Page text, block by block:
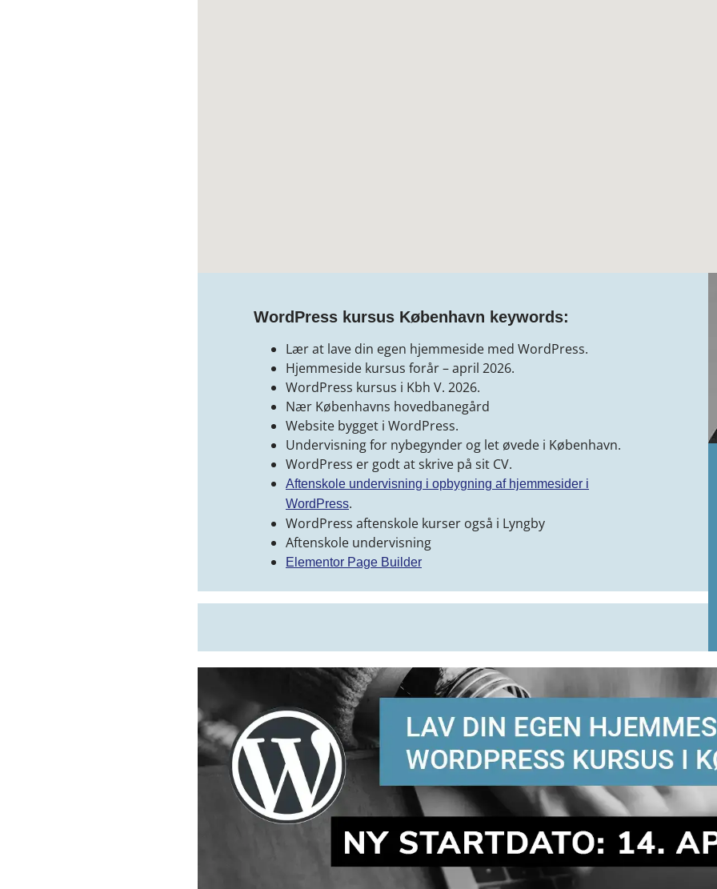
WordPress kursus København keywords:
Lær at lave din egen hjemmeside med WordPress.
Hjemmeside kursus forår – april 2026.
WordPress kursus i Kbh V. 2026.
Nær Københavns hovedbanegård
Website bygget i WordPress.
Undervisning for nybegynder og let øvede i København.
WordPress er godt at skrive på sit CV.
Aftenskole undervisning i opbygning af hjemmesider i
WordPress.
WordPress aftenskole kurser også i Lyngby
Aftenskole undervisning
Elementor Page Builder